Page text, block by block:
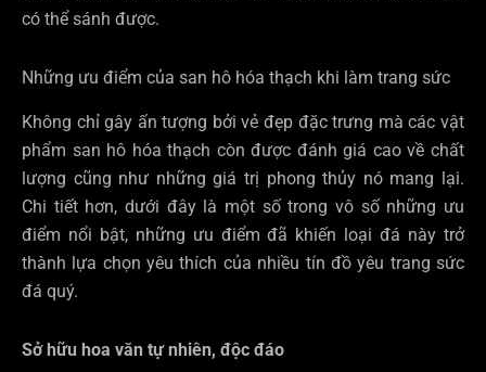
có thể sánh được.
Những ưu điểm của san hô hóa thạch khi làm trang sức
Không chỉ gây ấn tượng bởi vẻ đẹp đặc trưng mà các vật
phẩm san hô hóa thạch còn được đánh giá cao về chất
lượng cũng như những giá trị phong thủy nó mang lại.
Chi tiết hơn, dưới đây là một số trong vô số những ưu
điểm nổi bật, những ưu điểm đã khiến loại đá này trở
thành lựa chọn yêu thích của nhiều tín đồ yêu trang sức
đá quý.
Sở hữu hoa văn tự nhiên, độc đáo